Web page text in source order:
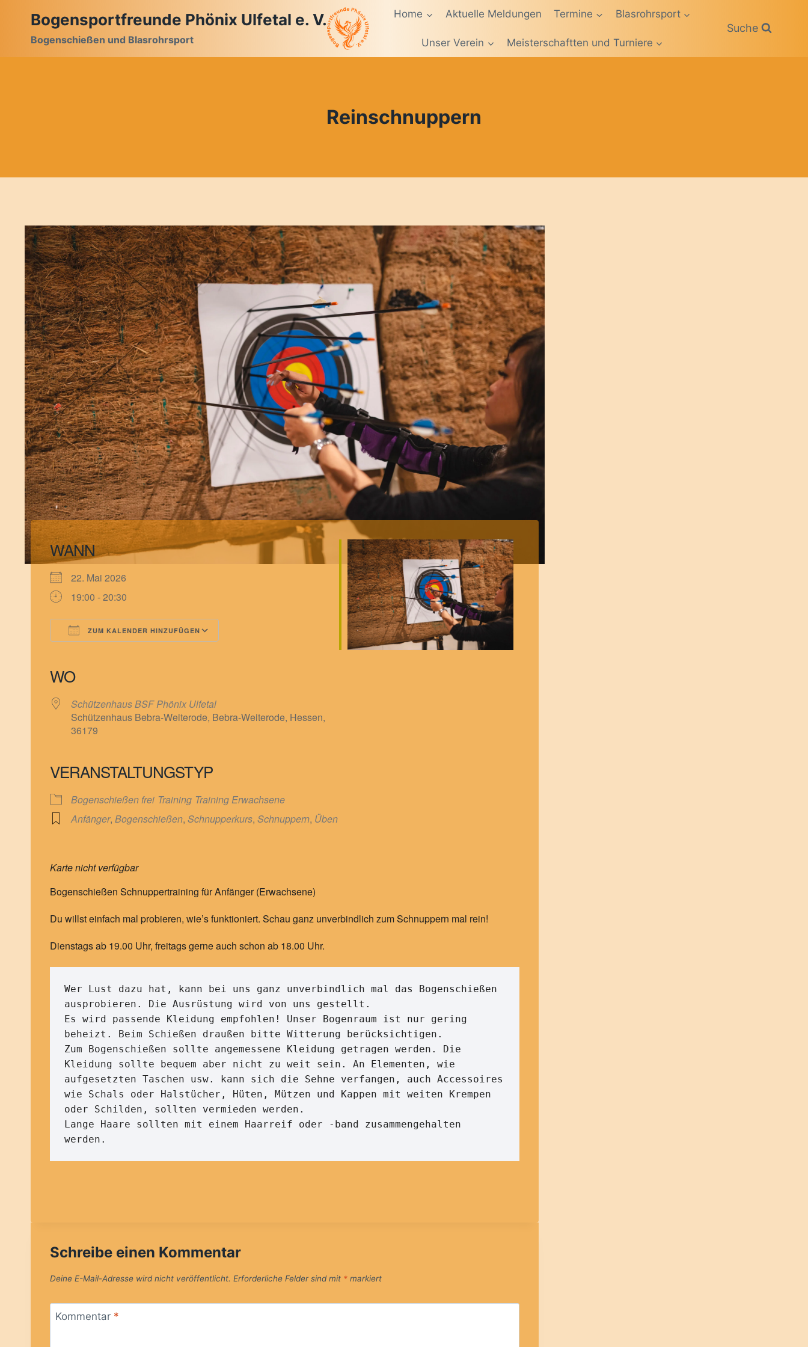
springen
Bogensportfreunde Phönix Ulfetal e. V.
Bogenschießen und Blasrohrsport
Home Aktuelle Meldungen Termine Blasrohrsport
Unser Verein Meisterschaftten und Turniere
Suche
Reinschnuppern
WANN
22. Mai 2026
19:00 - 20:30
ZUM KALENDER HINZUFÜGEN
WO
Schützenhaus BSF Phönix Ulfetal
Schützenhaus Bebra-Weiterode, Bebra-Weiterode, Hessen,
36179
VERANSTALTUNGSTYP
Bogenschießen frei Training Training Erwachsene
Anfänger, Bogenschießen, Schnupperkurs, Schnuppern, Üben
Karte nicht verfügbar
Bogenschießen Schnuppertraining für Anfänger (Erwachsene)
Du willst einfach mal probieren, wie’s funktioniert. Schau ganz unverbindlich zum Schnuppern mal rein!
Dienstags ab 19.00 Uhr, freitags gerne auch schon ab 18.00 Uhr.
Wer Lust dazu hat, kann bei uns ganz unverbindlich mal das Bogenschießen
ausprobieren. Die Ausrüstung wird von uns gestellt.
Es wird passende Kleidung empfohlen! Unser Bogenraum ist nur gering
beheizt. Beim Schießen draußen bitte Witterung berücksichtigen.
Zum Bogenschießen sollte angemessene Kleidung getragen werden. Die
Kleidung sollte bequem aber nicht zu weit sein. An Elementen, wie
aufgesetzten Taschen usw. kann sich die Sehne verfangen, auch Accessoires
wie Schals oder Halstücher, Hüten, Mützen und Kappen mit weiten Krempen
oder Schilden, sollten vermieden werden.
Lange Haare sollten mit einem Haarreif oder -band zusammengehalten
werden.
Schreibe einen Kommentar
Deine E-Mail-Adresse wird nicht veröffentlicht. Erforderliche Felder sind mit * markiert
Kommentar *